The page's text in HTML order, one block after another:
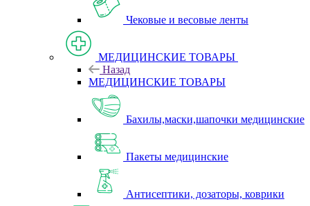
Чековые и весовые ленты
МЕДИЦИНСКИЕ ТОВАРЫ
Назад
МЕДИЦИНСКИЕ ТОВАРЫ
Бахилы,маски,шапочки медицинские
Пакеты медицинские
Антисептики, дозаторы, коврики